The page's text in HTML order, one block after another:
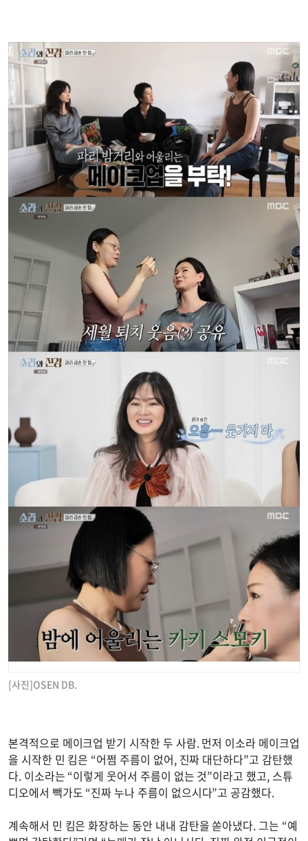
[사진]OSEN DB.
본격적으로 메이크업 받기 시작한 두 사람. 먼저 이소라 메이크업
을 시작한 민 킴은 “어쩜 주름이 없어, 진짜 대단하다”고 감탄했
다. 이소라는 “이렇게 웃어서 주름이 없는 것”이라고 했고, 스튜
디오에서 빽가도 “진짜 누나 주름이 없으시다”고 공감했다.
계속해서 민 킴은 화장하는 동안 내내 감탄을 쏟아냈다. 그는 “예